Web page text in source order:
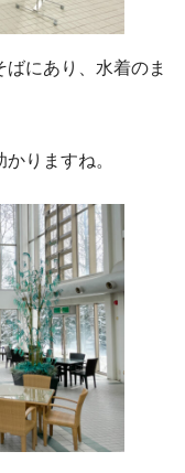
にあり、水着のま
りますね。